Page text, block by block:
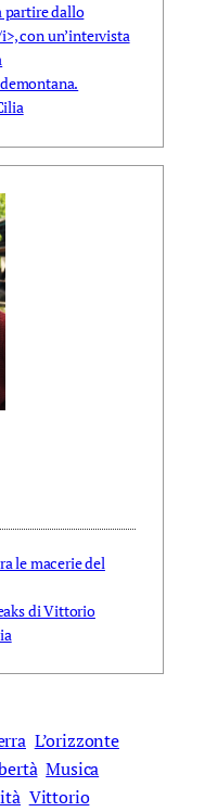
partire dallo
con un’intervista
le macerie del
di Vittorio
L’orizzonte
Musica
Vittorio